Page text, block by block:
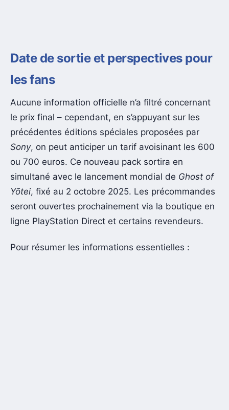
Date de sortie et perspectives pour
les fans
Aucune information officielle n’a filtré concernant
le prix final – cependant, en s’appuyant sur les
précédentes éditions spéciales proposées par
Sony, on peut anticiper un tarif avoisinant les 600
ou 700 euros. Ce nouveau pack sortira en
simultané avec le lancement mondial de Ghost of
Yōtei, fixé au 2 octobre 2025. Les précommandes
seront ouvertes prochainement via la boutique en
ligne PlayStation Direct et certains revendeurs.
Pour résumer les informations essentielles :